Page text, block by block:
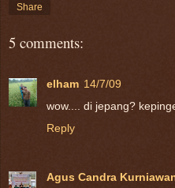
Share
5 comments:
elham 14/7/09
wow.... di jepang?
Reply
Agus Candra